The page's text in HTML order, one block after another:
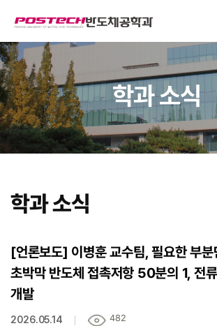
SemiconductorEngineering
학과 소식
학과 소식
[언론보도] 이병훈 교수팀, 필요한 부
초박막 반도체 접촉저항 50분의 1, 전
개발
2026.05.14 482